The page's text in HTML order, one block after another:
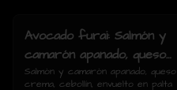
Avocado furai: Salmón y
camarón apanado, queso
crema, cebollín, envuelto en
Salmón y camarón apanado, queso
crema, cebollín, envuelto en palta